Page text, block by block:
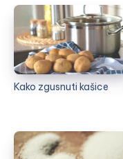
Kako zgusnuti kašice